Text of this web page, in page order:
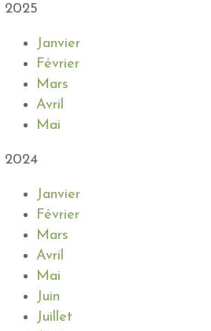
2025
Janvier
Février
Mars
Avril
Mai
2024
Janvier
Février
Mars
Avril
Mai
Juin
Juillet